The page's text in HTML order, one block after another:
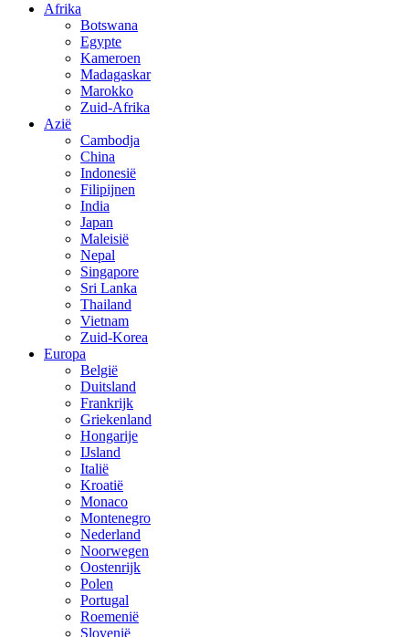
Afrika
Botswana
Egypte
Kameroen
Madagaskar
Marokko
Zuid-Afrika
Azië
Cambodja
China
Indonesië
Filipijnen
India
Japan
Maleisië
Nepal
Singapore
Sri Lanka
Thailand
Vietnam
Zuid-Korea
Europa
België
Duitsland
Frankrijk
Griekenland
Hongarije
IJsland
Italië
Kroatië
Monaco
Montenegro
Nederland
Noorwegen
Oostenrijk
Polen
Portugal
Roemenië
Slovenië